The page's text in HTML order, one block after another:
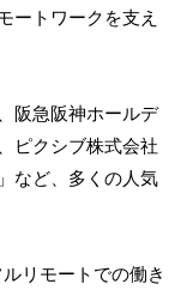
ートワークを支え
阪急阪神ホールデ
ピクシブ株式会社
など、多くの人気
リモートでの働き